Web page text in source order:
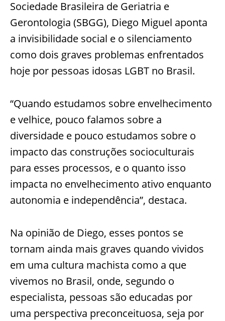
Sociedade Brasileira de Geriatria e
Gerontologia (SBGG), Diego Miguel aponta
a invisibilidade social e o silenciamento
como dois graves problemas enfrentados
hoje por pessoas idosas LGBT no Brasil.
“Quando estudamos sobre envelhecimento
e velhice, pouco falamos sobre a
diversidade e pouco estudamos sobre o
impacto das construções socioculturais
para esses processos, e o quanto isso
impacta no envelhecimento ativo enquanto
autonomia e independência”, destaca.
Na opinião de Diego, esses pontos se
tornam ainda mais graves quando vividos
em uma cultura machista como a que
vivemos no Brasil, onde, segundo o
especialista, pessoas são educadas por
uma perspectiva preconceituosa, seja por